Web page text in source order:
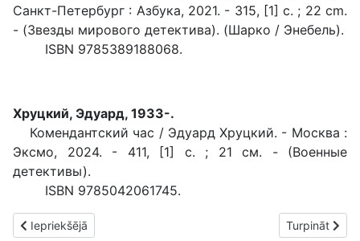
Санкт-Петербург : Азбука, 2021. - 315, [1] с. ; 22 cm.
- (Звезды мирового детектива). (Шарко / Энебель).
ISBN 9785389188068.
Хруцкий, Эдуард, 1933-.
Комендантский час / Эдуард Хруцкий. - Москва :
Эксмо, 2024. - 411, [1] с. ; 21 см. - (Военные
детективы).
ISBN 9785042061745.
Iepriekšējais raksts: 2024. gada 16. decembra jaunieguvumi
Iepriekšējā Nākamais
Turpināt